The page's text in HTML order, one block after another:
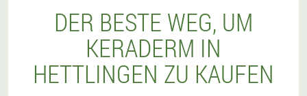
DER BESTE WEG, UM
KERADERM IN
HETTLINGEN ZU KAUFEN